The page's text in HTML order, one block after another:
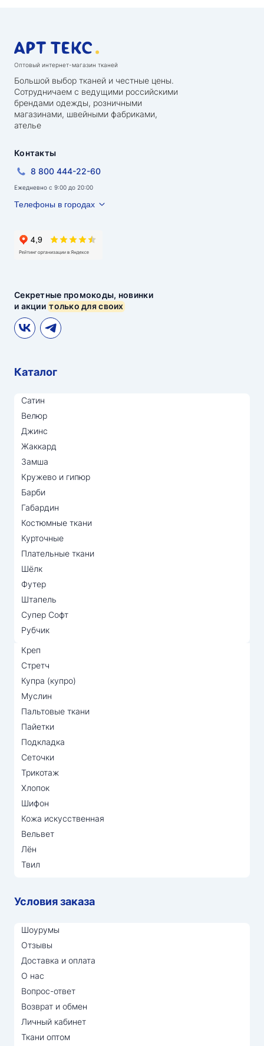
Оптовый интернет-магазин тканей
Большой выбор тканей и честные цены.
Сотрудничаем с ведущими российскими
брендами одежды, розничными
магазинами, швейными фабриками,
ателье
Секретные промокоды, новинки
и акциитолько для своих
Контакты
8 800 444-22-60
Ежедневно с 9:00 до 20:00
Телефоны в городах
Каталог
Сатин
Велюр
Джинс
Жаккард
Замша
Кружево и гипюр
Барби
Габардин
Костюмные ткани
Курточные
Плательные ткани
Шёлк
Футер
Штапель
Супер Софт
Рубчик
Креп
Стретч
Купра (купро)
Муслин
Пальтовые ткани
Пайетки
Подкладка
Сеточки
Трикотаж
Хлопок
Шифон
Кожа искусственная
Вельвет
Лён
Твил
Условия заказа
Шоурумы
Отзывы
Доставка и оплата
О нас
Вопрос-ответ
Возврат и обмен
Личный кабинет
Ткани оптом